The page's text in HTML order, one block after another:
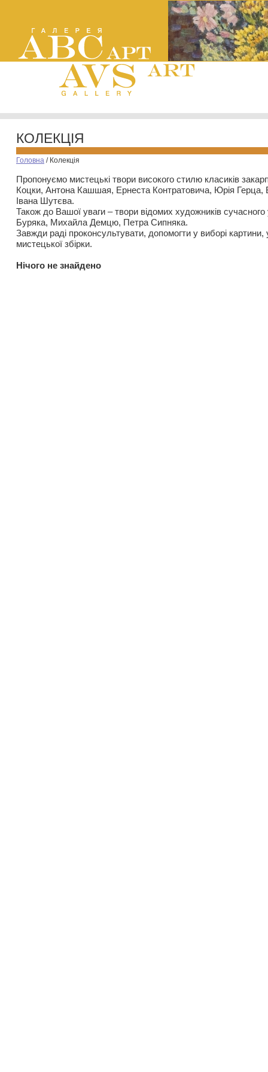
КОЛЕКЦІЯ
Головна / Колекція
Пропонуємо мистецькі твори високого стилю класиків
Коцки, Антона Кашшая, Ернеста Контратовича, Юрія
Івана Шутєва.
Також до Вашої уваги – твори відомих художників
Буряка, Михайла Демцю, Петра Сипняка.
Завжди раді проконсультувати, допомогти у виборі картини,
мистецької збірки.
Нiчого не знайдено